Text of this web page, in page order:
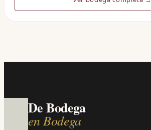
De Bodega
en Bodega